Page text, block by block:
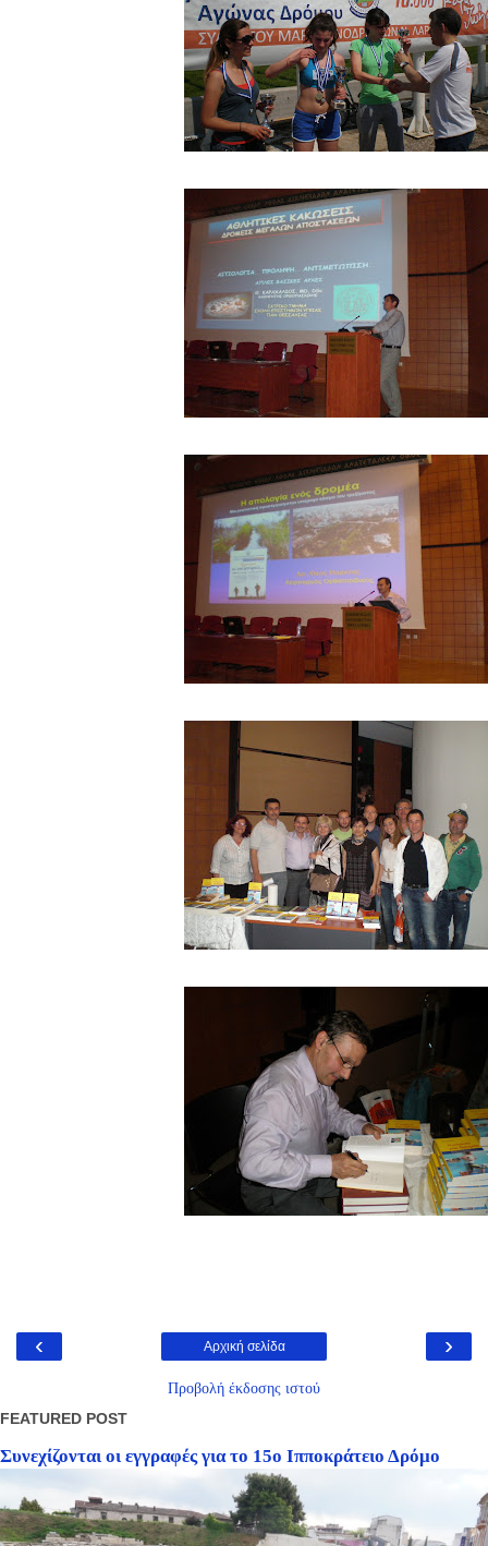
‹ ›
Αρχική σελίδα
Προβολή έκδοσης ιστού
FEATURED POST
Συνεχίζονται οι εγγραφές για το 15ο Ιπποκράτειο Δρόμο